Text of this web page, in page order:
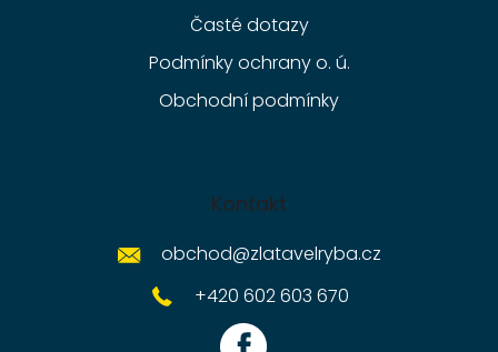
Časté dotazy
Podmínky ochrany o. ú.
Obchodní podmínky
Kontakt
obchod@zlatavelryba.cz
+420 602 603 670